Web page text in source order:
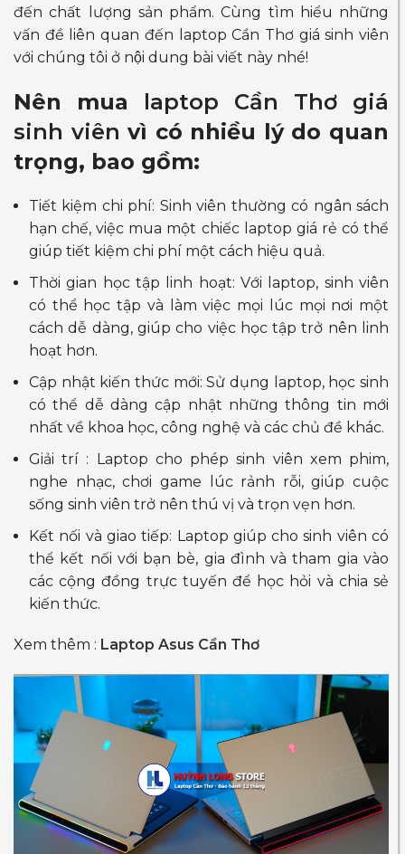
đến chất lượng sản phẩm. Cùng tìm hiểu những
vấn đề liên quan đến laptop Cần Thơ giá sinh viên
với chúng tôi ở nội dung bài viết này nhé!
Nên mua laptop Cần Thơ giá
sinh viên vì có nhiều lý do quan
trọng, bao gồm:
Tiết kiệm chi phí: Sinh viên thường có ngân sách
hạn chế, việc mua một chiếc laptop giá rẻ có thể
giúp tiết kiệm chi phí một cách hiệu quả.
Thời gian học tập linh hoạt: Với laptop, sinh viên
có thể học tập và làm việc mọi lúc mọi nơi một
cách dễ dàng, giúp cho việc học tập trở nên linh
hoạt hơn.
Cập nhật kiến ​​thức mới: Sử dụng laptop, học sinh
có thể dễ dàng cập nhật những thông tin mới
nhất về khoa học, công nghệ và các chủ đề khác.
Giải trí : Laptop cho phép sinh viên xem phim,
nghe nhạc, chơi game lúc rảnh rỗi, giúp cuộc
sống sinh viên trở nên thú vị và trọn vẹn hơn.
Kết nối và giao tiếp: Laptop giúp cho sinh viên có
thể kết nối với bạn bè, gia đình và tham gia vào
các cộng đồng trực tuyến để học hỏi và chia sẻ
kiến thức.
Xem thêm : Laptop Asus Cần Thơ